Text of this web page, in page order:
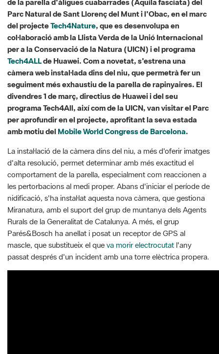
Parc Natural de Sant Llorenç del Munt i l'Obac, en el marc
del projecteTech4Nature, que es desenvolupa en
col·laboració amb la Llista Verda de la Unió Internacional
per a la Conservació de la Natura (UICN) i el programa
Tech4ALLde Huawei. Com a novetat, s'estrena una
càmera web instal·lada dins del niu, que permetrà fer un
seguiment més exhaustiu de la parella de rapinyaires. El
divendres 1 de març, directius de Huawei i del seu
programa Tech4All, així com de la UICN, van visitar el Parc
per aprofundir en el projecte, aprofitant la seva estada
amb motiu del Mobile World Congress de Barcelona.
La instal·lació de la càmera dins del niu, a més d'oferir imatges
d'alta resolució, permet determinar amb més exactitud el
comportament de la parella, especialment com reaccionen a
les pertorbacions al medi proper. Abans d'iniciar el període de
nidificació, s'ha instal·lat aquesta nova càmera, que gestiona
Miranatura, amb el suport del grup de muntanya dels Agents
Rurals de la Generalitat de Catalunya. A més, el grup
Parés&Bosch ha anellat i posat un receptor de GPS al
mascle, que substitueix el que va morir electrocutat l'any
passat després d'un incident amb una torre elèctrica propera.